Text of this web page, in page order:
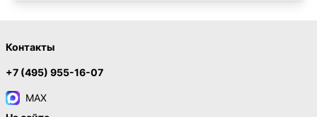
Контакты
+7 (495) 955-16-07
MAX